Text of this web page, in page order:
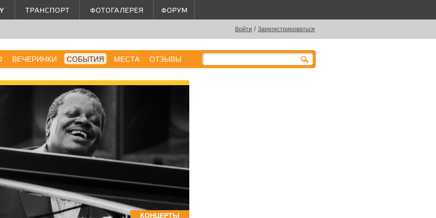
Войти / Зарегистрироваться
ВЕЧЕРИНКИ СОБЫТИЯ МЕСТА ОТЗЫВЫ
КОНЦЕРТЫ